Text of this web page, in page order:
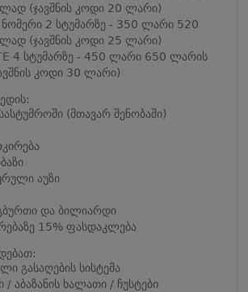
(ჯავშნის კოდი 20 ლარი)
ნომერი 2 სტუმარზე - 350 ლარი 520
(ჯავშნის კოდი 25 ლარი)
4 სტუმარზე - 450 ლარი 650 ლარის
კოდი 30 ლარი)
(მთავარ შენობაში)
აუზი
და ბილიარდი
15% ფასდაკლება
გასაღების სისტემა
/ აბაზანის ხალათი / ჩუსტები